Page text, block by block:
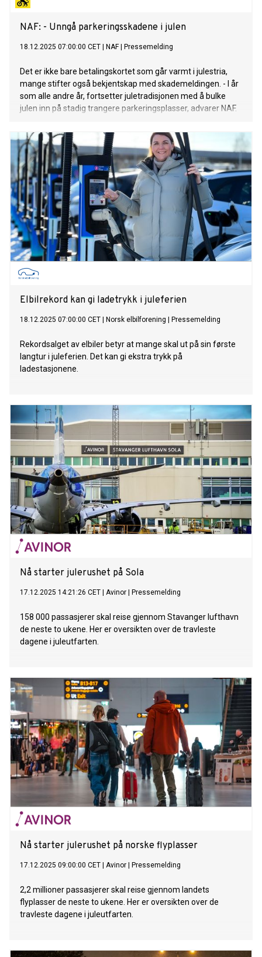
NAF: - Unngå parkeringsskadene i julen
18.12.2025 07:00:00 CET NAF| Pressemelding
Det er ikke bare betalingskortet som går varmt i julestria,
mange stifter også bekjentskap med skademeldingen. - I år
som alle andre år, fortsetter juletradisjonen med å bulke
julen inn på stadig trangere parkeringsplasser, advarer NAF.
Elbilrekord kan gi ladetrykk i juleferien
18.12.2025 07:00:00 CET Norsk elbilforening Pressemelding
Rekordsalget av elbiler betyr at mange skal ut på sin første
langtur i juleferien. Det kan gi ekstra trykk på
ladestasjonene.
Nå starter julerushet på Sola
17.12.2025 14:21:26 CET Avinor Pressemelding
158 000 passasjerer skal reise gjennom Stavanger lufthavn
de neste to ukene. Her er oversikten over de travleste
dagene i juleutfarten.
Nå starter julerushet på norske flyplasser
17.12.2025 09:00:00 CET Avinor Pressemelding
2,2 millioner passasjerer skal reise gjennom landets
flyplasser de neste to ukene. Her er oversikten over de
travleste dagene i juleutfarten.